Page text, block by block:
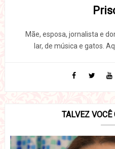
Mãe, esposa, jornalista e
lar, de música e gatos.
TALVEZ